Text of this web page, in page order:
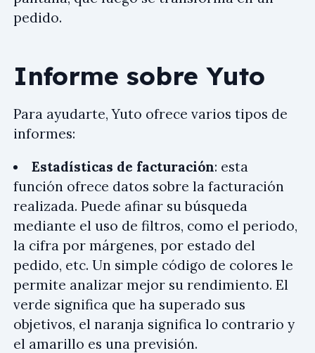
pedido.
Informe sobre Yuto
Para ayudarte, Yuto ofrece varios tipos de
informes:
Estadísticas de facturación: esta
función ofrece datos sobre la facturación
realizada. Puede afinar su búsqueda
mediante el uso de filtros, como el periodo,
la cifra por márgenes, por estado del
pedido, etc. Un simple código de colores le
permite analizar mejor su rendimiento. El
verde significa que ha superado sus
objetivos, el naranja significa lo contrario y
el amarillo es una previsión.